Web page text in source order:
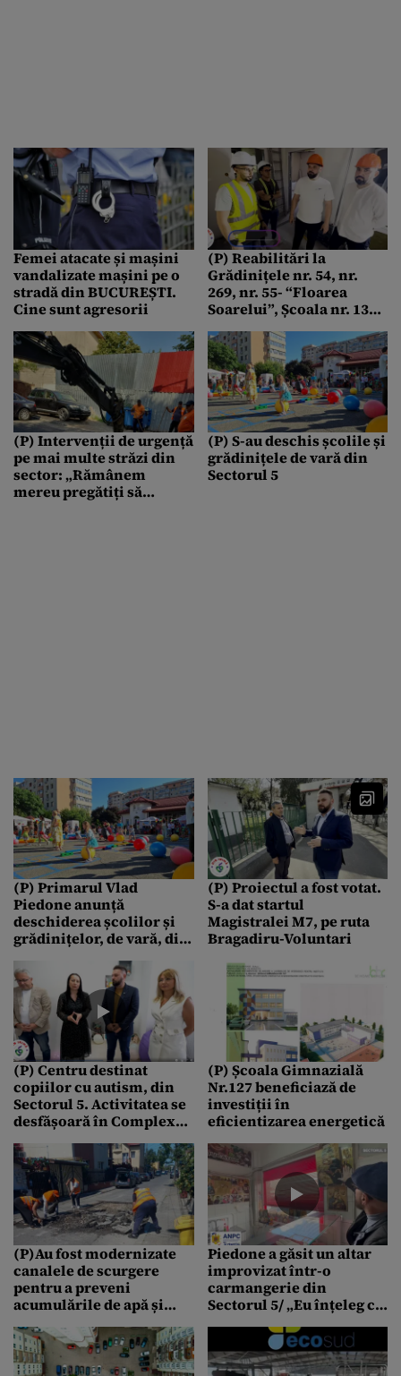
Femei atacate și mașini
vandalizate mașini pe o
stradă din BUCUREȘTI.
Cine sunt agresorii
(P) Reabilitări la
Grădinițele nr. 54, nr.
269, nr. 55- “Floarea
Soarelui”, Școala nr. 135
Școala Grigore Tocilescu
(P) Intervenții de urgență
pe mai multe străzi din
sector: „Rămânem
mereu pregătiți să
(P) S-au deschis școlile și
grădinițele de vară din
Sectorul 5
(P) Primarul Vlad
Piedone anunță
deschiderea școlilor și
grădinițelor, de vară, din
(P) Proiectul a fost votat.
S-a dat startul
Magistralei M7, pe ruta
Bragadiru-Voluntari
(P) Centru destinat
copiilor cu autism, din
Sectorul 5. Activitatea se
desfășoară în Complexul
Andrei”
(P) Școala Gimnazială
Nr.127 beneficiază de
investiții în
eficientizarea energetică
(P)Au fost modernizate
canalele de scurgere
pentru a preveni
acumulările de apă și
Piedone a găsit un altar
improvizat într-o
carmangerie din
Sectorul 5/ „Eu înțeleg că
puneți-vă o icoană!”